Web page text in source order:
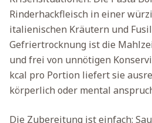
Rinderhackfleisch in einer
italienischen Kräutern und
Gefriertrocknung ist die
und frei von unnötigen
kcal pro Portion liefert sie
körperlich oder mental
Die Zubereitung ist einfach: